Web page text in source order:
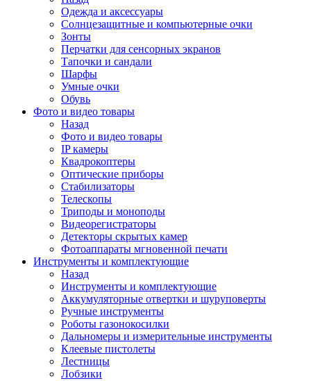
Одежда и аксессуары
Солнцезащитные и компьютерные очки
Зонты
Перчатки для сенсорных экранов
Тапочки и сандали
Шарфы
Умные очки
Обувь
Фото и видео товары
Назад
Фото и видео товары
IP камеры
Квадрокоптеры
Оптические приборы
Стабилизаторы
Телескопы
Триподы и моноподы
Видеорегистраторы
Детекторы скрытых камер
Фотоаппараты мгновенной печати
Инструменты и комплектующие
Назад
Инструменты и комплектующие
Аккумуляторные отвертки и шуруповерты
Ручные инструменты
Роботы газонокосилки
Дальномеры и измерительные инструменты
Клеевые пистолеты
Лестницы
Лобзики